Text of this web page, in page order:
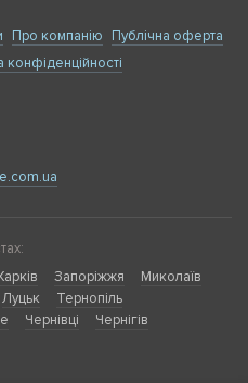
Про компанію
Публічна оферта
конфіденційності
Запоріжжя
Миколаїв
Луцьк
Тернопіль
Чернівці
Чернігів